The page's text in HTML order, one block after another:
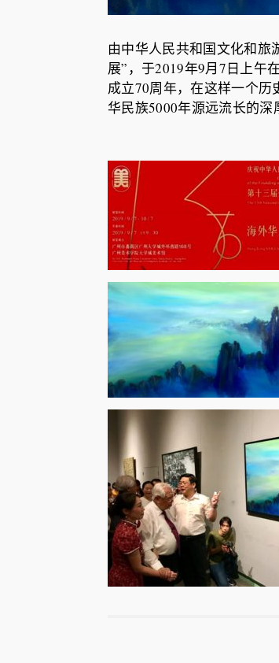
由中华人民共和国文化和旅
展”， 于2019年9月7日上午
成立70周年，在这样一个历
华民族5000年源远流长的深